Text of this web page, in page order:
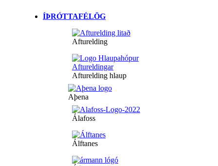
ÍÞRÓTTAFÉLÖG
Afturelding
Afturelding hlaup
Aþena
Álafoss
Álftanes